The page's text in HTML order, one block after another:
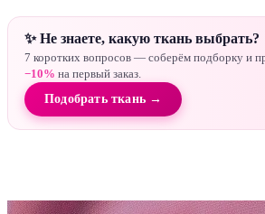
✨ Не знаете, какую ткань выбрать?
7 коротких вопросов — соберём подборку и
−10% на первый заказ.
Подобрать ткань →